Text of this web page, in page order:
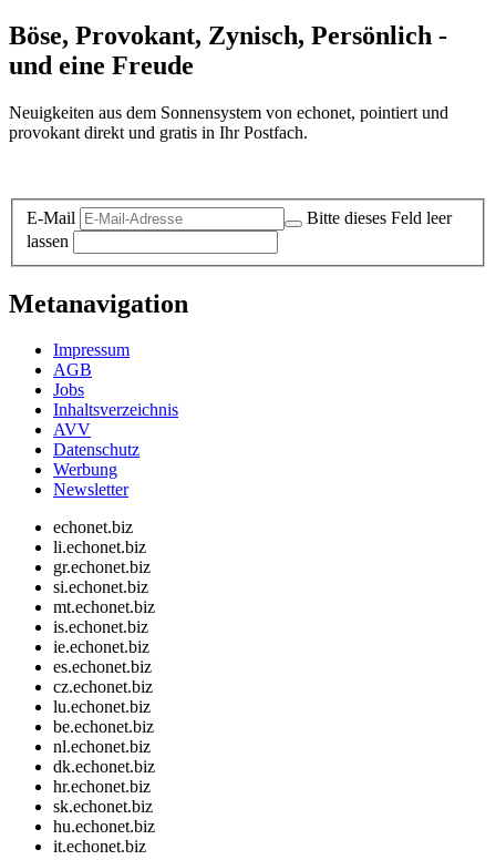
Böse, Provokant, Zynisch, Persönlich -
und eine Freude
Neuigkeiten aus dem Sonnensystem von echonet, pointiert und
provokant direkt und gratis in Ihr Postfach.
E-Mail
Bitte dieses Feld leer
lassen
Metanavigation
Impressum
AGB
Jobs
Inhaltsverzeichnis
AVV
Datenschutz
Werbung
Newsletter
echonet.biz
li.echonet.biz
gr.echonet.biz
si.echonet.biz
mt.echonet.biz
is.echonet.biz
ie.echonet.biz
es.echonet.biz
cz.echonet.biz
lu.echonet.biz
be.echonet.biz
nl.echonet.biz
dk.echonet.biz
hr.echonet.biz
sk.echonet.biz
hu.echonet.biz
it.echonet.biz